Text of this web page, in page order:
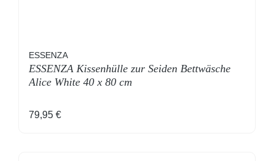
ESSENZA
ESSENZA Kissenhülle zur Seiden Bettwäsche
Alice White 40 x 80 cm
Regulärer Preis:
79,95 €